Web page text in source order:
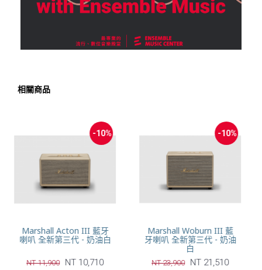
相關商品
-14%
Fender Riff 藍牙喇叭 吉
他音箱
NT 21,000 NT 17,980
-20%
Fender Indio 2 藍牙喇叭
復古黑
NT 14,800 NT 11,800